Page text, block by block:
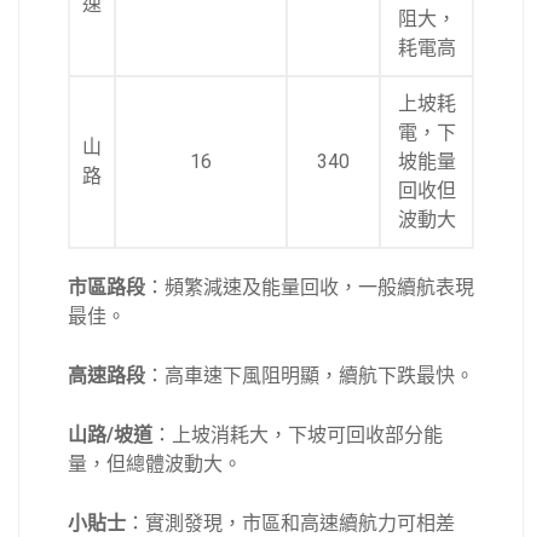
阻大，
耗電高
山
路
16 340
上坡耗
電，下
坡能量
回收但
波動大
市區路段 ：頻繁減速及能量回收，一般續航表現
最佳。
高速路段 ：高車速下風阻明顯，續航下跌最快。
山路/坡道 ：上坡消耗大，下坡可回收部分能
量，但總體波動大。
小貼士 ：實測發現，市區和高速續航力可相差